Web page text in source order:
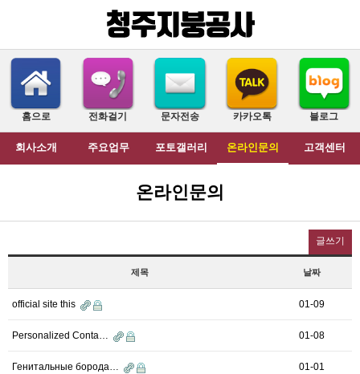
홈으로 전화걸기 문자전송 카카오톡 블로그
회사소개 주요업무 포토갤러리 온라인문의 고객센터
온라인문의
글쓰기
제목 날짜
official site this 01-09
Personalized Conta… 01-08
Генитальные борода… 01-01